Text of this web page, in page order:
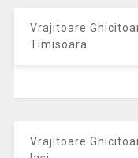
Vrajitoare
Timisoara
Vrajitoare